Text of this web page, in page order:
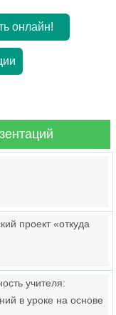
онлайн!
проект «откуда
учителя:
в уроке на основе